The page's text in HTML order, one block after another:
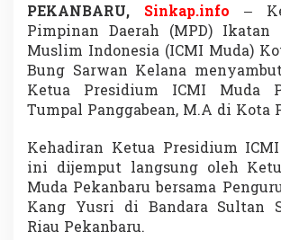
PEKANBARU, Sinkap.info –
Pimpinan Daerah (MPD) Ikatan
Muslim Indonesia (ICMI Muda)
Bung Sarwan Kelana
Ketua Presidium ICMI Muda
Tumpal Panggabean, M.A di Kota
Kehadiran Ketua Presidium
ini dijemput langsung oleh
Muda Pekanbaru bersama
Kang Yusri di Bandara Sultan
Riau Pekanbaru.